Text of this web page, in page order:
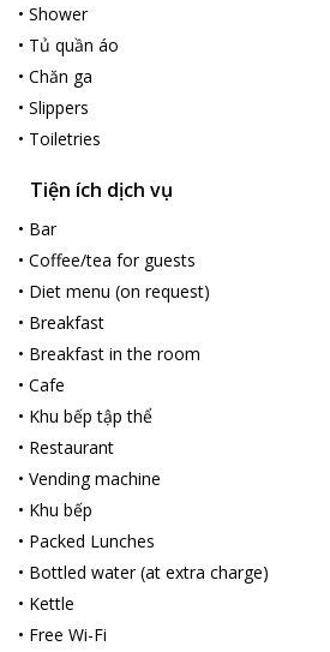
• Shower
• Tủ quần áo
• Chăn ga
• Slippers
• Toiletries
Tiện ích dịch vụ
• Bar
• Coffee/tea for guests
• Diet menu (on request)
• Breakfast
• Breakfast in the room
• Cafe
• Khu bếp tập thể
• Restaurant
• Vending machine
• Khu bếp
• Packed Lunches
• Bottled water (at extra charge)
• Kettle
• Free Wi-Fi